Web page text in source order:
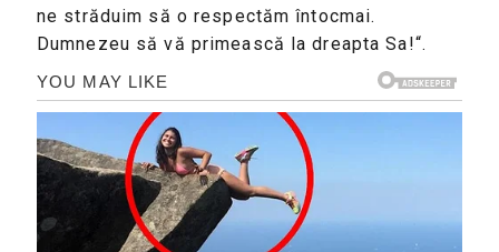
ne străduim să o respectăm întocmai.
Dumnezeu să vă primească la dreapta Sa!“.